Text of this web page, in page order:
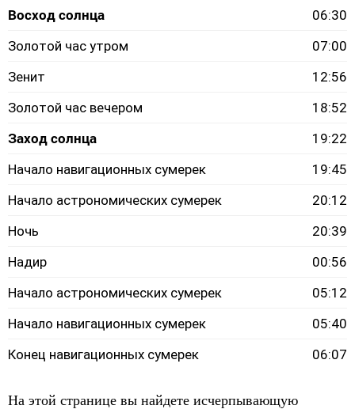
Восход солнца
06:30
Золотой час утром
07:00
Зенит
12:56
Золотой час вечером
18:52
Заход солнца
19:22
Начало навигационных сумерек
19:45
Начало астрономических сумерек
20:12
Ночь
20:39
Надир
00:56
Начало астрономических сумерек
05:12
Начало навигационных сумерек
05:40
Конец навигационных сумерек
06:07
На этой странице вы найдете исчерпывающую